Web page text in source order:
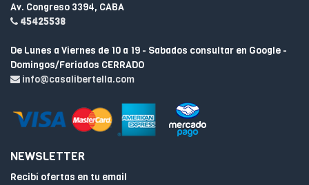
Av. Congreso 3394, CABA
45425538
De Lunes a Viernes de 10 a 19 - Sabados consultar en Google -
Domingos/Feriados CERRADO
info@casalibertella.com
NEWSLETTER
Recibí ofertas en tu email